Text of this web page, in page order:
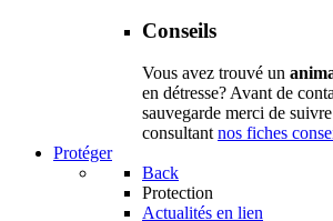
Conseils
Vous avez trouvé un
en détresse? Avant de
sauvegarde merci de
consultantnos fiches
Protéger
Back
Protection
Actualités en lien